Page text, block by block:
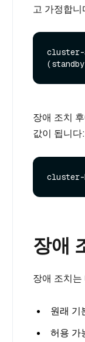
고 가정합니
장애 조치
값이 됩니다:
장애
장애 조치
원래 기
허용 가